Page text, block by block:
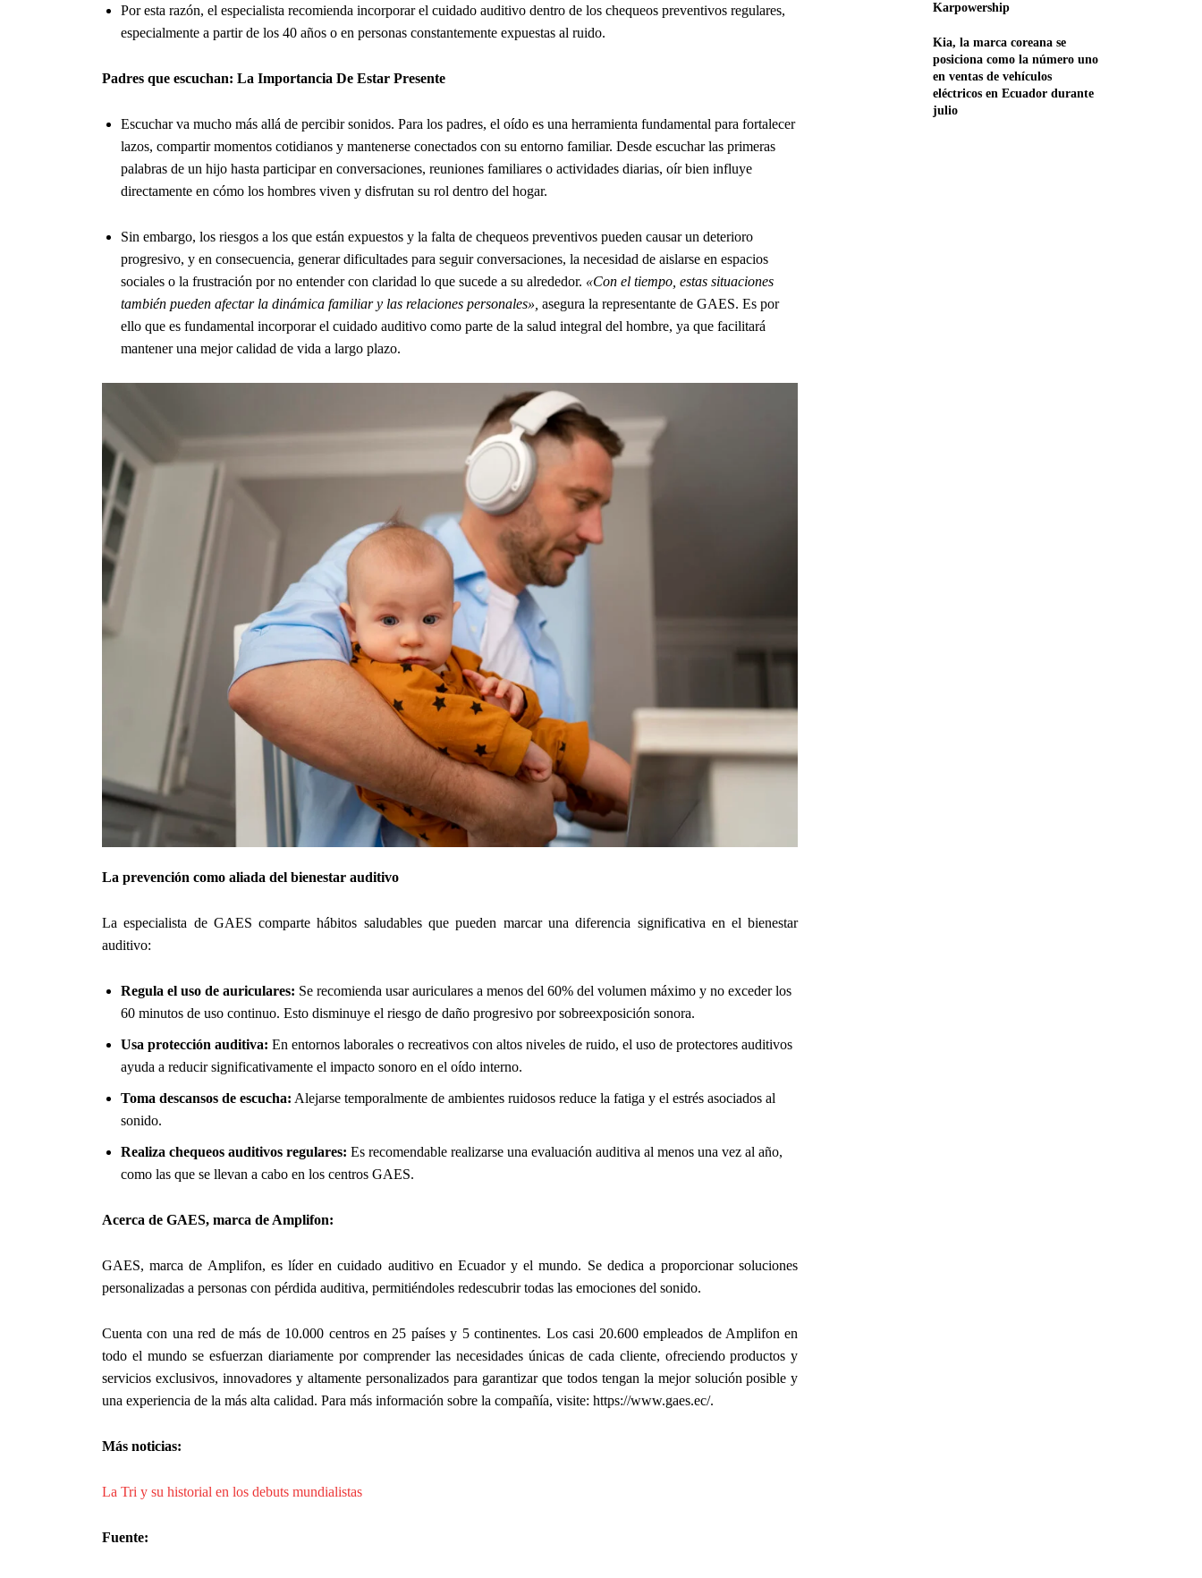
Por esta razón, el especialista recomienda incorporar el cuidado auditivo dentro de los chequeos preventivos regulares,
especialmente a partir de los 40 años o en personas constantemente expuestas al ruido.
Padres que escuchan: La Importancia De Estar Presente
Escuchar va mucho más allá de percibir sonidos. Para los padres, el oído es una herramienta fundamental para fortalecer
lazos, compartir momentos cotidianos y mantenerse conectados con su entorno familiar. Desde escuchar las primeras
palabras de un hijo hasta participar en conversaciones, reuniones familiares o actividades diarias, oír bien influye
directamente en cómo los hombres viven y disfrutan su rol dentro del hogar.
Sin embargo, los riesgos a los que están expuestos y la falta de chequeos preventivos pueden causar un deterioro
progresivo, y en consecuencia, generar dificultades para seguir conversaciones, la necesidad de aislarse en espacios
sociales o la frustración por no entender con claridad lo que sucede a su alrededor. «Con el tiempo, estas situaciones
también pueden afectar la dinámica familiar y las relaciones personales», asegura la representante de GAES. Es por
ello que es fundamental incorporar el cuidado auditivo como parte de la salud integral del hombre, ya que facilitará
mantener una mejor calidad de vida a largo plazo.
La prevención como aliada del bienestar auditivo
La especialista de GAES comparte hábitos saludables que pueden marcar una diferencia significativa en el bienestar
auditivo:
Regula el uso de auriculares: Se recomienda usar auriculares a menos del 60% del volumen máximo y no exceder los
60 minutos de uso continuo. Esto disminuye el riesgo de daño progresivo por sobreexposición sonora.
Usa protección auditiva: En entornos laborales o recreativos con altos niveles de ruido, el uso de protectores auditivos
ayuda a reducir significativamente el impacto sonoro en el oído interno.
Toma descansos de escucha: Alejarse temporalmente de ambientes ruidosos reduce la fatiga y el estrés asociados al
sonido.
Realiza chequeos auditivos regulares: Es recomendable realizarse una evaluación auditiva al menos una vez al año,
como las que se llevan a cabo en los centros GAES.
Acerca de GAES, marca de Amplifon:
GAES, marca de Amplifon, es líder en cuidado auditivo en Ecuador y el mundo. Se dedica a proporcionar soluciones
personalizadas a personas con pérdida auditiva, permitiéndoles redescubrir todas las emociones del sonido.
Cuenta con una red de más de 10.000 centros en 25 países y 5 continentes. Los casi 20.600 empleados de Amplifon en
todo el mundo se esfuerzan diariamente por comprender las necesidades únicas de cada cliente, ofreciendo productos y
servicios exclusivos, innovadores y altamente personalizados para garantizar que todos tengan la mejor solución posible y
una experiencia de la más alta calidad. Para más información sobre la compañía, visite: https://www.gaes.ec/.
Más noticias:
La Tri y su historial en los debuts mundialistas
Fuente:
Karpowership
Kia, la marca coreana se
posiciona como la número uno
en ventas de vehículos
eléctricos en Ecuador durante
julio